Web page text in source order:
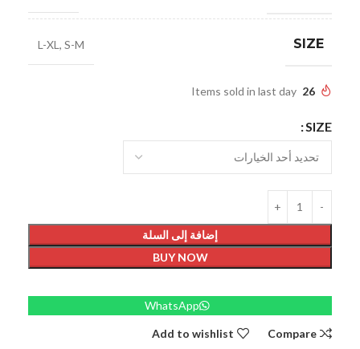
SIZE
L-XL , S-M
26
Items sold in last day
SIZE
إضافة إلى السلة
BUY NOW
WhatsApp
Compare
Add to wishlist